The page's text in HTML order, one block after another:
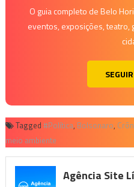
O guia completo de Belo
eventos, exposições, teatro,
Tagged #Política, Bolsonaro,
meio ambiente
Agência Site